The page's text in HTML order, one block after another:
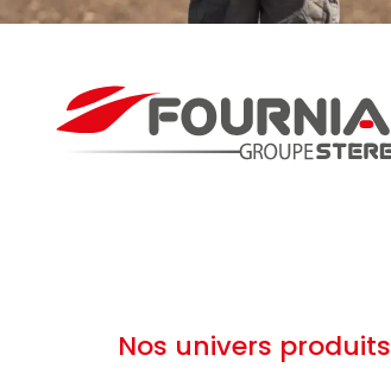
Nos univers produits